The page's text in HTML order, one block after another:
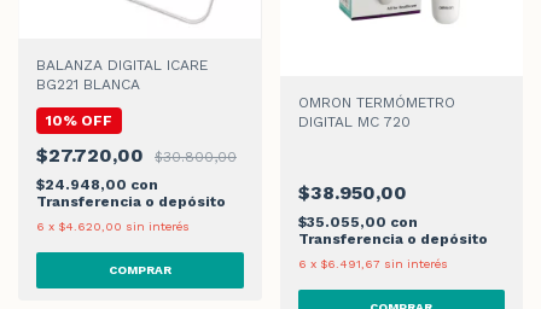
BALANZA DIGITAL ICARE
BG221 BLANCA
10% OFF
$27.720,00
$30.800,00
$24.948,00 con
Transferencia o depósito
6 x $4.620,00 sin interés
OMRON TERMÓMETRO
DIGITAL MC 720
$38.950,00
$35.055,00 con
Transferencia o depósito
6 x $6.491,67 sin interés